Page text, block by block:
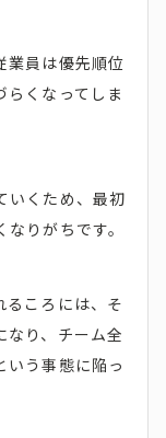
業員は優先順位
らくなってしま
いくため、最初
りがちです。
るころには、そ
なり、チーム全
いう事態に陥っ